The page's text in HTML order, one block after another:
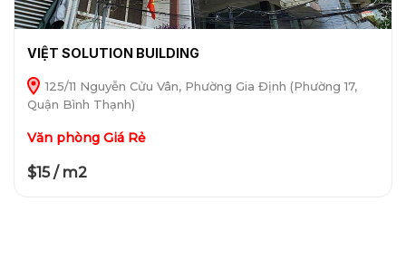
VIỆT SOLUTION BUILDING
125/11 Nguyễn Cửu Vân, Phường Gia Định (Phường 17,
Quận Bình Thạnh)
Văn phòng Giá Rẻ
$15 / m2